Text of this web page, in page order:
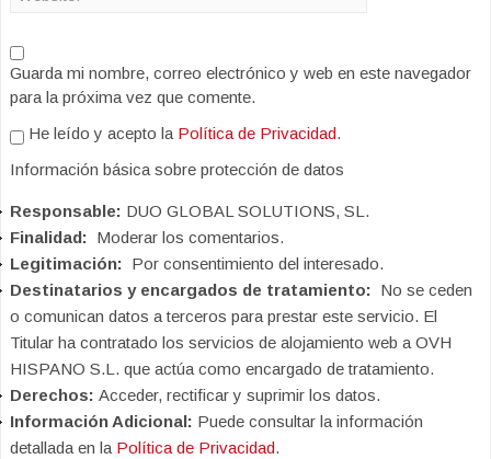
Guarda mi nombre, correo electrónico y web en este navegador
para la próxima vez que comente.
He leído y acepto la Política de Privacidad.
Información básica sobre protección de datos
Responsable: DUO GLOBAL SOLUTIONS, SL.
Finalidad: Moderar los comentarios.
Legitimación: Por consentimiento del interesado.
Destinatarios y encargados de tratamiento: No se ceden
o comunican datos a terceros para prestar este servicio. El
Titular ha contratado los servicios de alojamiento web a OVH
HISPANO S.L. que actúa como encargado de tratamiento.
Derechos: Acceder, rectificar y suprimir los datos.
Información Adicional: Puede consultar la información
detallada en la Política de Privacidad.